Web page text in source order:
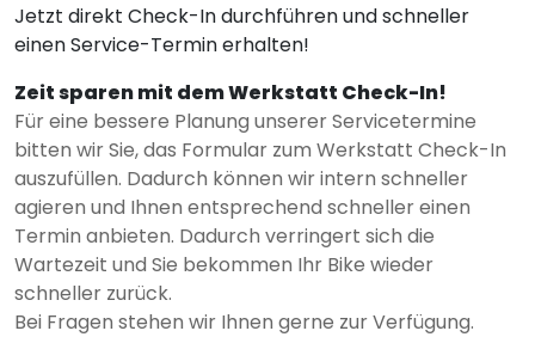
Jetzt direkt Check-In durchführen und schneller
einen Service-Termin erhalten!
Zeit sparen mit dem Werkstatt Check-In!
Für eine bessere Planung unserer Servicetermine
bitten wir Sie, das Formular zum Werkstatt Check-In
auszufüllen. Dadurch können wir intern schneller
agieren und Ihnen entsprechend schneller einen
Termin anbieten. Dadurch verringert sich die
Wartezeit und Sie bekommen Ihr Bike wieder
schneller zurück.
Bei Fragen stehen wir Ihnen gerne zur Verfügung.